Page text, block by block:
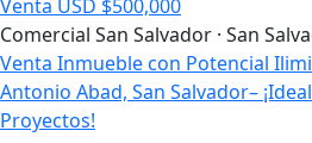
Venta USD $500,000
Comercial San Salvador · San
Venta Inmueble con Potencial
Antonio Abad, San Salvador–
Proyectos!